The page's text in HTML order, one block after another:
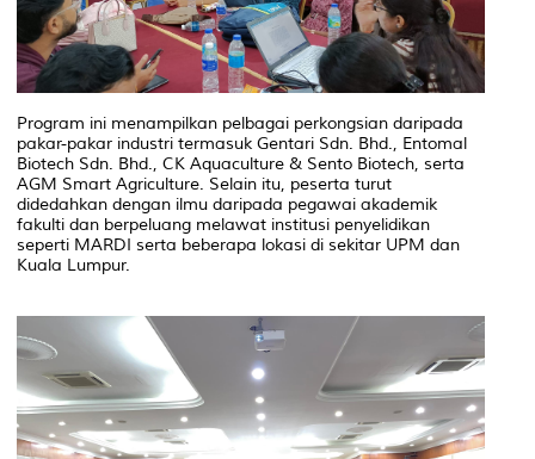
Program ini menampilkan pelbagai perkongsian daripada
pakar-pakar industri termasuk Gentari Sdn. Bhd., Entomal
Biotech Sdn. Bhd., CK Aquaculture & Sento Biotech, serta
AGM Smart Agriculture. Selain itu, peserta turut
didedahkan dengan ilmu daripada pegawai akademik
fakulti dan berpeluang melawat institusi penyelidikan
seperti MARDI serta beberapa lokasi di sekitar UPM dan
Kuala Lumpur.